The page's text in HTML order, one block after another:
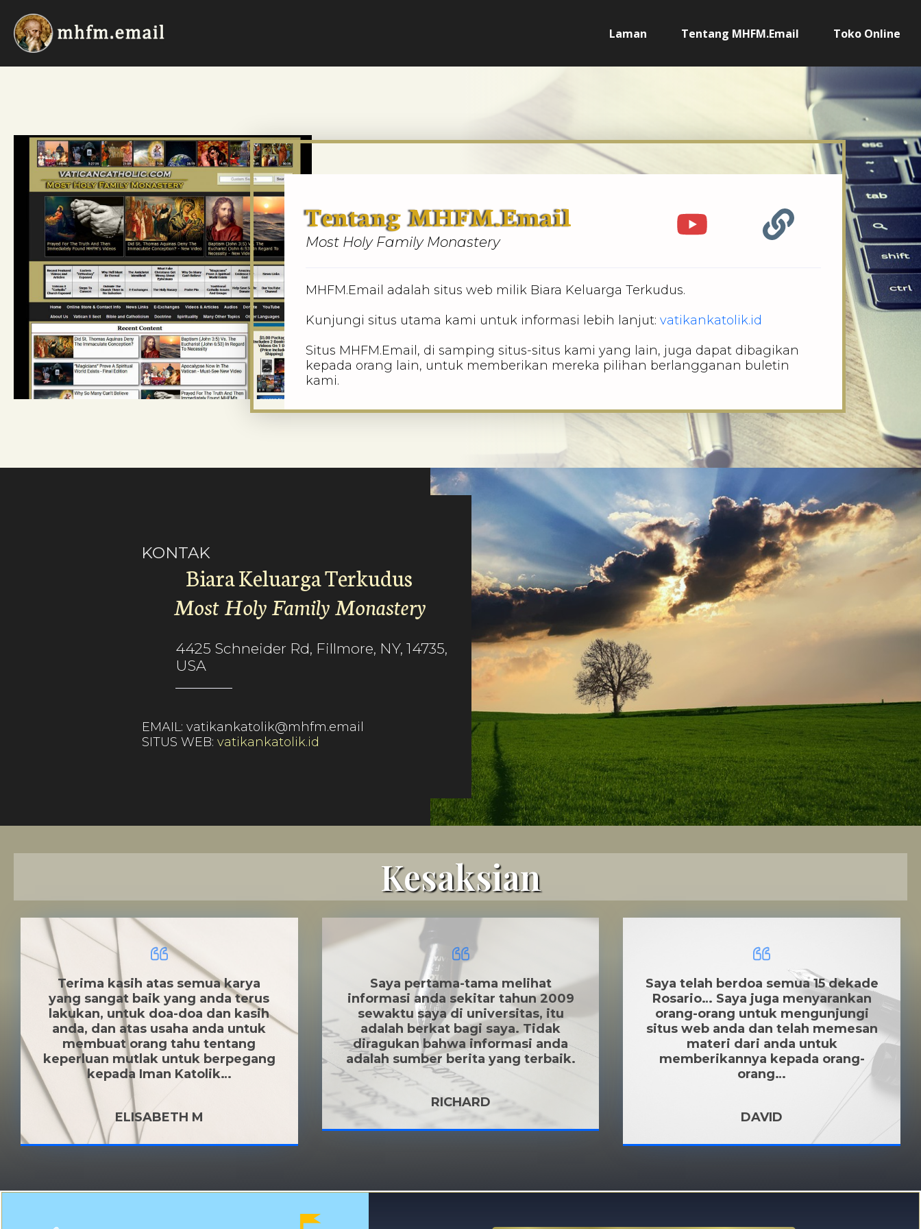
Laman Tentang MHFM.Email Toko Online
Tentang MHFM.Email
Most Holy Family Monastery
MHFM.Email adalah situs web milik Biara Keluarga Terkudus.
Kunjungi situs utama kami untuk informasi lebih lanjut: vatikankatolik.id
Situs MHFM.Email, di samping situs-situs kami yang lain, juga dapat dibagikan
kepada orang lain, untuk memberikan mereka pilihan berlangganan buletin
kami.
KONTAK
Biara Keluarga Terkudus
Most Holy Family Monastery
4425 Schneider Rd, Fillmore, NY, 14735,
USA
EMAIL: vatikankatolik@mhfm.email
SITUS WEB: vatikankatolik.id
Kesaksian
Terima kasih atas semua karya
yang sangat baik yang anda terus
lakukan, untuk doa-doa dan kasih
anda, dan atas usaha anda untuk
membuat orang tahu tentang
keperluan mutlak untuk berpegang
kepada Iman Katolik…
ELISABETH M
Saya pertama-tama melihat
informasi anda sekitar tahun 2009
sewaktu saya di universitas, itu
adalah berkat bagi saya. Tidak
diragukan bahwa informasi anda
adalah sumber berita yang terbaik.
RICHARD
Saya telah berdoa semua 15 dekade
Rosario… Saya juga menyarankan
orang-orang untuk mengunjungi
situs web anda dan telah memesan
materi dari anda untuk
memberikannya kepada orang-
orang…
DAVID